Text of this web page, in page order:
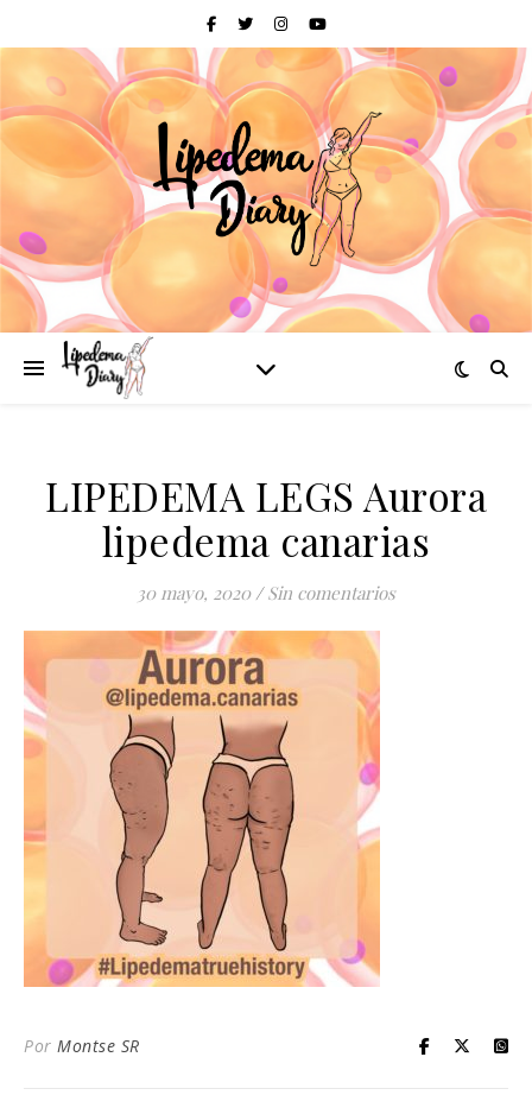
LIPEDEMA LEGS Aurora
lipedema canarias
30 mayo, 2020 / Sin comentarios
Por Montse SR